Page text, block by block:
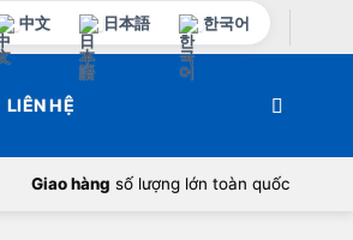
中文 日本語 한국어
LIÊN HỆ
Giao hàng số lượng lớn toàn quốc